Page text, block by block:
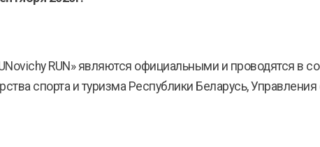
RUN» являются официальными и проводятся в
спорта и туризма Республики Беларусь,